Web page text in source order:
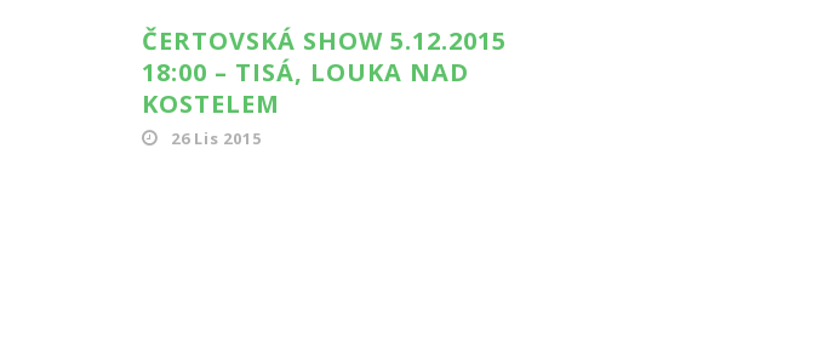
ČERTOVSKÁ SHOW 5.12.2015
18:00 – TISÁ, LOUKA NAD
KOSTELEM
26 Lis 2015